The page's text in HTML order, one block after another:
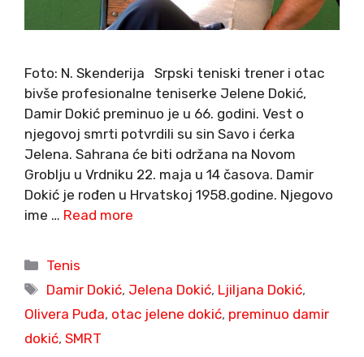
Foto: N. Skenderija Srpski teniski trener i otac
bivše profesionalne teniserke Jelene Dokić,
Damir Dokić preminuo je u 66. godini. Vest o
njegovoj smrti potvrdili su sin Savo i ćerka
Jelena. Sahrana će biti održana na Novom
Groblju u Vrdniku 22. maja u 14 časova. Damir
Dokić je rođen u Hrvatskoj 1958.godine. Njegovo
ime … Read more
Categories
Tenis
Tags
Damir Dokić, Jelena Dokić, Ljiljana Dokić,
Olivera Puđa, otac jelene dokić, preminuo damir
dokić, SMRT